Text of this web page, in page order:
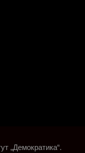
„Демократика“.